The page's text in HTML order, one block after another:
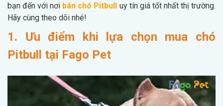
bạn đến với nơi bán chó Pitbull uy tín giá tốt nhất thị trường.
Hãy cùng theo dõi nhé!
1. Ưu điểm khi lựa chọn mua chó
Pitbull tại Fago Pet